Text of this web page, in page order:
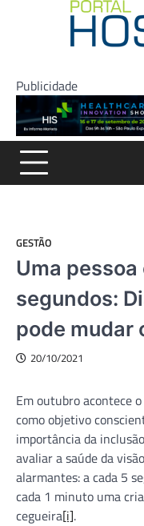
Publicidade
GESTÃO
Uma
segundos:
pode mudar
20/10/2021
Em outubro acontece
como objetivo
importância da
avaliar a saúde da
alarmantes: a cada 5
cada 1 minuto uma
cegueira[i].